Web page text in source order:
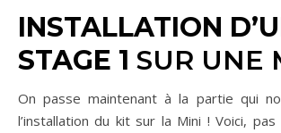
INSTALLATION
STAGE 1 SUR UNE
On passe maintenant à la partie qui
l’installation du kit sur la Mini ! Voici,